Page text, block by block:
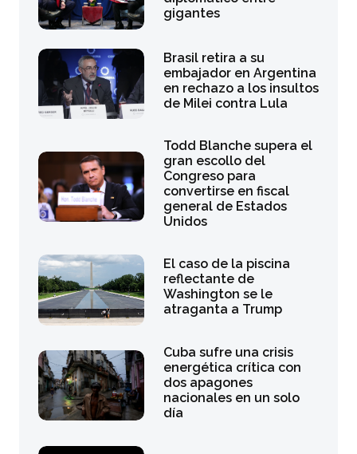
gigantes
Brasil retira a su
embajador en Argentina
en rechazo a los insultos
de Milei contra Lula
Todd Blanche supera el
gran escollo del
Congreso para
convertirse en fiscal
general de Estados
Unidos
El caso de la piscina
reflectante de
Washington se le
atraganta a Trump
Cuba sufre una crisis
energética crítica con
dos apagones
nacionales en un solo
día